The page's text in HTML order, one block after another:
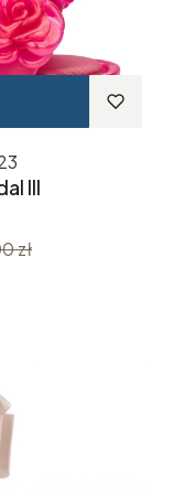
III
zł